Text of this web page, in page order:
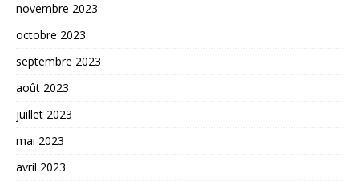
novembre 2023
octobre 2023
septembre 2023
août 2023
juillet 2023
mai 2023
avril 2023